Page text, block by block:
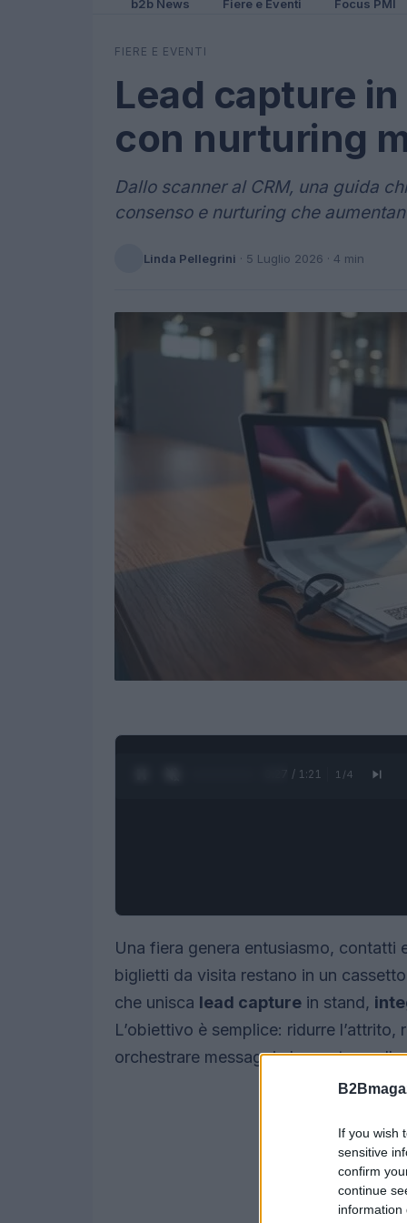
If you wish
sensitive
confirm
continue
information
b2b News Fiere e Eventi Focus PMI
FIERE E EVENTI
Lead capture in
con nurturing
Dallo scanner al CRM, una guida
consenso e nurturing che
Linda Pellegrini · 5 Luglio 2026 · 4 min
0:28 / 1:21 1 /4
Una fiera genera entusiasmo, contatti
biglietti da visita restano in un
che unisca lead capture in stand,
L’obiettivo è semplice: ridurre
orchestrare messaggi che portano